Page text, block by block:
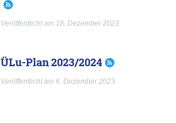
Veröffentlicht am 18. Dezember 2023
ÜLu-Plan 2023/2024
Veröffentlicht am 6. Dezember 2023